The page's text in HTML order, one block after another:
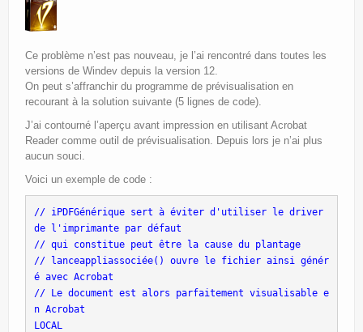
Politique de confidentialité
Ce problème n’est pas nouveau, je l’ai rencontré dans toutes les
versions de Windev depuis la version 12.
On peut s’affranchir du programme de prévisualisation en
recourant à la solution suivante (5 lignes de code).
J’ai contourné l’aperçu avant impression en utilisant Acrobat
Reader comme outil de prévisualisation. Depuis lors je n’ai plus
aucun souci.
Voici un exemple de code :
// iPDFGénérique sert à éviter d'utiliser le driver
de l'imprimante par défaut
// qui constitue peut être la cause du plantage
// lanceappliassociée() ouvre le fichier ainsi génér
é avec Acrobat
// Le document est alors parfaitement visualisable e
n Acrobat
LOCAL